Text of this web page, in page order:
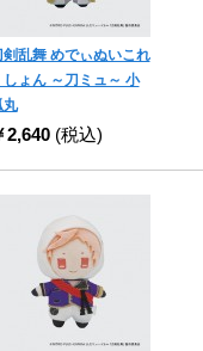
剣乱舞 めでぃぬいこれ
しょん ～刀ミュ～ 小
丸
2,640 (税込)